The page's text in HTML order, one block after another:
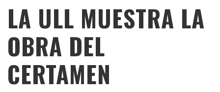
LA ULL MUESTRA LA
OBRA DEL
CERTAMEN